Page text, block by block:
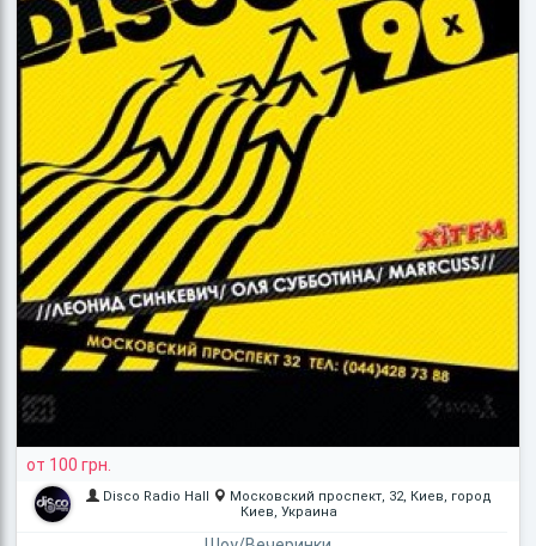
от 100 грн.
Disco Radio Hall
Московский проспект, 32, Киев, город
Киев, Украина